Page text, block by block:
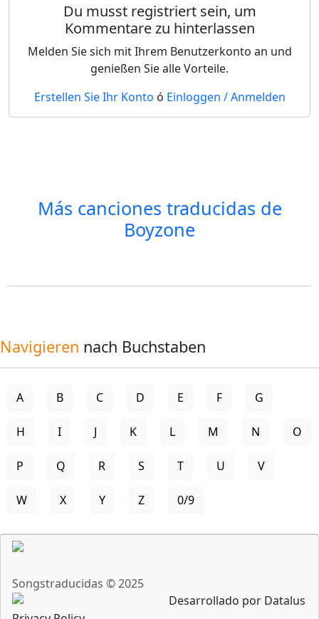
Du musst registriert sein, um
Kommentare zu hinterlassen
Melden Sie sich mit Ihrem Benutzerkonto an und
genießen Sie alle Vorteile.
Erstellen Sie Ihr Konto ó Einloggen / Anmelden
Más canciones traducidas de
Boyzone
Navigieren nach Buchstaben
A B C D E F G
H I J K L M N O
P Q R S T U V
W X Y Z 0/9
Songstraducidas © 2025
Desarrollado por Datalus